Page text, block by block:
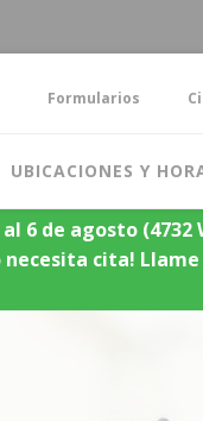
Formularios
UBICACIONES Y
6 de agosto (4732
necesita cita! Llame